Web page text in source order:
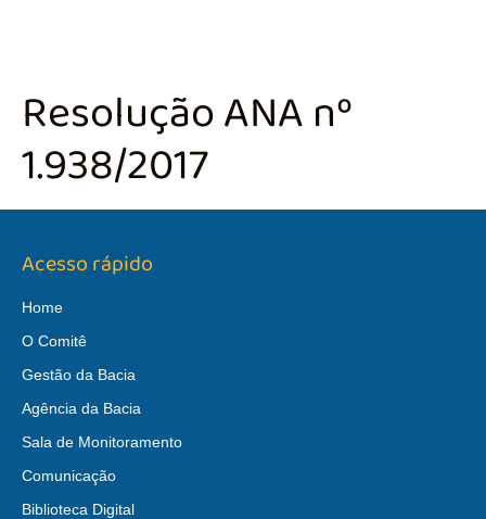
Resolução ANA nº
1.938/2017
Acesso rápido
Home
O Comitê
Gestão da Bacia
Agência da Bacia
Sala de Monitoramento
Comunicação
Biblioteca Digital